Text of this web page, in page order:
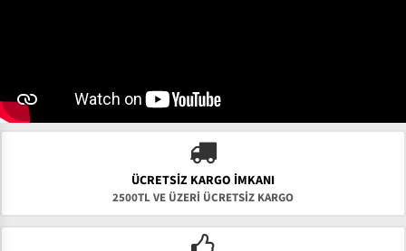
ÜCRETSIZ KARGO İMKANI
2500TL VE ÜZERİ ÜCRETSİZ KARGO